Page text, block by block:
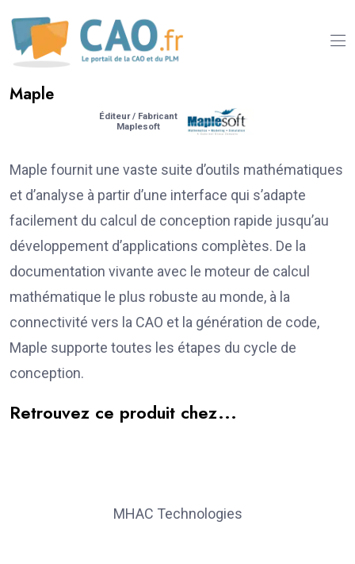
Maple
Éditeur / Fabricant
Maplesoft
Maple fournit une vaste suite d’outils mathématiques
et d’analyse à partir d’une interface qui s’adapte
facilement du calcul de conception rapide jusqu’au
développement d’applications complètes. De la
documentation vivante avec le moteur de calcul
mathématique le plus robuste au monde, à la
connectivité vers la CAO et la génération de code,
Maple supporte toutes les étapes du cycle de
conception.
Retrouvez ce produit chez...
MHAC Technologies